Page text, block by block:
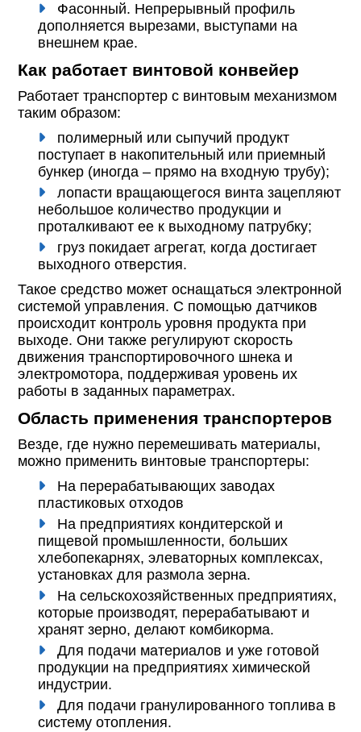
Фасонный. Непрерывный профиль
дополняется вырезами, выступами на
внешнем крае.
Как работает винтовой конвейер
Работает транспортер с винтовым механизмом
таким образом:
полимерный или сыпучий продукт
поступает в накопительный или приемный
бункер (иногда – прямо на входную трубу);
лопасти вращающегося винта зацепляют
небольшое количество продукции и
проталкивают ее к выходному патрубку;
груз покидает агрегат, когда достигает
выходного отверстия.
Такое средство может оснащаться электронной
системой управления. С помощью датчиков
происходит контроль уровня продукта при
выходе. Они также регулируют скорость
движения транспортировочного шнека и
электромотора, поддерживая уровень их
работы в заданных параметрах.
Область применения транспортеров
Везде, где нужно перемешивать материалы,
можно применить винтовые транспортеры:
На перерабатывающих заводах
пластиковых отходов
На предприятиях кондитерской и
пищевой промышленности, больших
хлебопекарнях, элеваторных комплексах,
установках для размола зерна.
На сельскохозяйственных предприятиях,
которые производят, перерабатывают и
хранят зерно, делают комбикорма.
Для подачи материалов и уже готовой
продукции на предприятиях химической
индустрии.
Для подачи гранулированного топлива в
систему отопления.